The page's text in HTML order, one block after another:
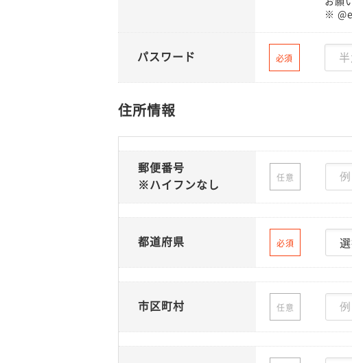
※
パスワード 必須
住所情報
郵便番号
※ハイフンなし
任意
都道府県 必須
市区町村 任意